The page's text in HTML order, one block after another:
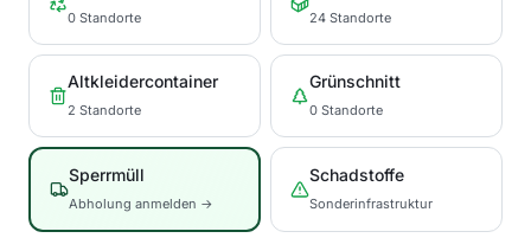
0 Standorte 24 Standorte
Altkleidercontainer
2 Standorte
Grünschnitt
0 Standorte
Sperrmüll
Abholung anmelden →
Schadstoffe
Sonderinfrastruktur